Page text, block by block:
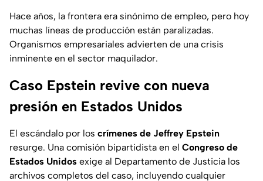
Hace años, la frontera era sinónimo de empleo, pero hoy
muchas líneas de producción están paralizadas.
Organismos empresariales advierten de una crisis
inminente en el sector maquilador.
Caso Epstein revive con nueva
presión en Estados Unidos
El escándalo por los crímenes de Jeffrey Epstein
resurge. Una comisión bipartidista en el Congreso de
Estados Unidos exige al Departamento de Justicia los
archivos completos del caso, incluyendo cualquier